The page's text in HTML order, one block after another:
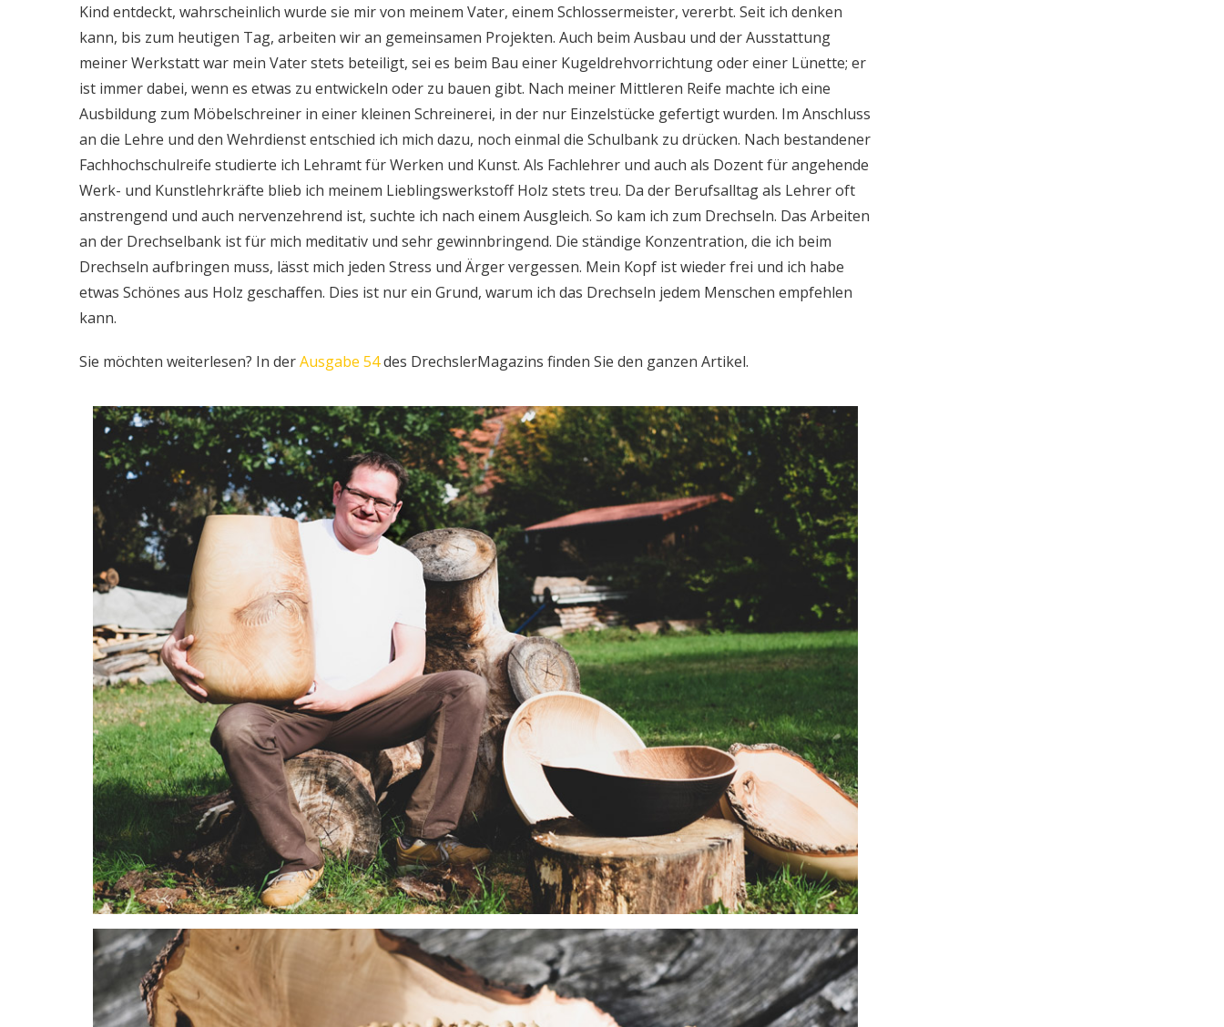
Kind entdeckt, wahrscheinlich wurde sie mir von meinem Vater, einem Schlossermeister, vererbt. Seit ich denken
kann, bis zum heutigen Tag, arbeiten wir an gemeinsamen Projekten. Auch beim Ausbau und der Ausstattung
meiner Werkstatt war mein Vater stets beteiligt, sei es beim Bau einer Kugeldrehvorrichtung oder einer Lünette; er
ist immer dabei, wenn es etwas zu entwickeln oder zu bauen gibt. Nach meiner Mittleren Reife machte ich eine
Ausbildung zum Möbelschreiner in einer kleinen Schreinerei, in der nur Einzelstücke gefertigt wurden. Im Anschluss
an die Lehre und den Wehrdienst entschied ich mich dazu, noch einmal die Schulbank zu drücken. Nach bestandener
Fachhochschulreife studierte ich Lehramt für Werken und Kunst. Als Fachlehrer und auch als Dozent für angehende
Werk- und Kunstlehrkräfte blieb ich meinem Lieblingswerkstoff Holz stets treu. Da der Berufsalltag als Lehrer oft
anstrengend und auch nervenzehrend ist, suchte ich nach einem Ausgleich. So kam ich zum Drechseln. Das Arbeiten
an der Drechselbank ist für mich meditativ und sehr gewinnbringend. Die ständige Konzentration, die ich beim
Drechseln aufbringen muss, lässt mich jeden Stress und Ärger vergessen. Mein Kopf ist wieder frei und ich habe
etwas Schönes aus Holz geschaffen. Dies ist nur ein Grund, warum ich das Drechseln jedem Menschen empfehlen
kann.
Sie möchten weiterlesen? In derAusgabe 54des DrechslerMagazins finden Sie den ganzen Artikel.